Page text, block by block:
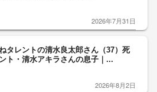
2026年7月31日
タレントの清水良太郎さん（37）死
ト・清水アキラさんの息子｜...
2026年8月2日